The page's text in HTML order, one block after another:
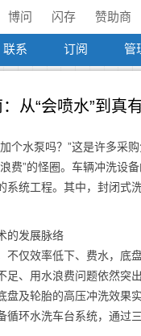
博问 闪存 赞助商
联系 订阅 管
从“会喷水”到真
个水泵吗？”这是许多采
费”的怪圈。车辆冲洗设
系统工程。其中，封闭式
的发展脉络
仅效率低下、费水，底
足、用水浪费问题依然
盘及轮胎的高压冲洗效
循环水洗车台系统，通